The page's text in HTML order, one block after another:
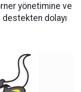
yönetimine ve
dolayı